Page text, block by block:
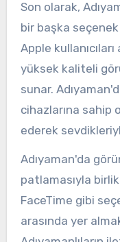
Son olarak,
bir başka
Apple
yüksek kaliteli
sunar.
cihazlarına sahip
ederek
Adıyaman'da
patlamasıyla
FaceTime gibi
arasında yer